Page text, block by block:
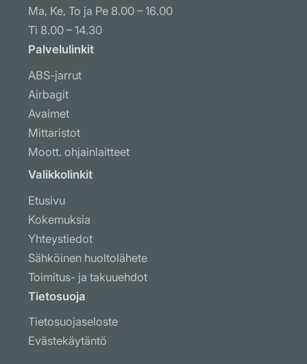
Ma, Ke, To ja Pe 8.00 – 16.00
Ti 8.00 – 14.30
Palvelulinkit
ABS-jarrut
Airbagit
Avaimet
Mittaristot
Moott. ohjainlaitteet
Muut ohjausyksiköt
Ohj. laitteiden koodaus
Puhaltimet & ilmastointi
Raskas kalusto
Vaihteisto-ohjaimet
Virtalukot ja rattilukot
Valikkolinkit
Etusivu
Kokemuksia
Yhteystiedot
Sähköinen huoltolähete
Toimitus- ja takuuehdot
Tietosuoja
Tietosuojaseloste
Evästekäytäntö